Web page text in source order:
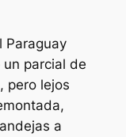
Paraguay
parcial de
pero lejos
a